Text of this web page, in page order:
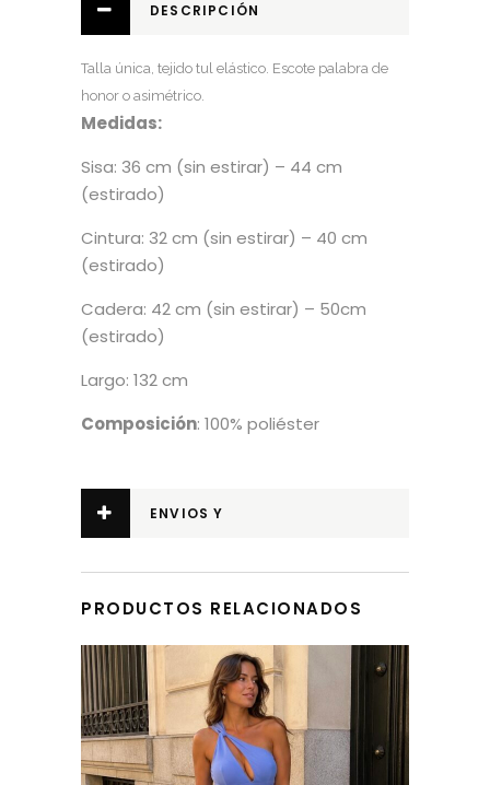
DESCRIPCIÓN
Talla única, tejido tul elástico. Escote palabra de
honor o asimétrico.
Medidas:
Sisa: 36 cm (sin estirar) – 44 cm
(estirado)
Cintura: 32 cm (sin estirar) – 40 cm
(estirado)
Cadera: 42 cm (sin estirar) – 50cm
(estirado)
Largo: 132 cm
Composición: 100% poliéster
ENVIOS Y
PRODUCTOS RELACIONADOS
Este producto tiene múltiples variantes. Las opciones se pueden elegir en la página de producto